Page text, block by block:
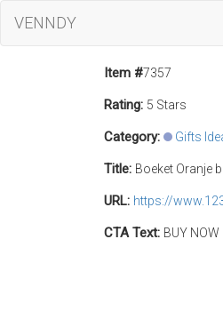
VENNDY
Item #7357
Rating: 5 Stars
Category: Gifts
Title: Boeket Oranje
URL: https://
CTA Text: BUY NOW